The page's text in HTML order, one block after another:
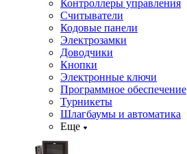
Контроллеры управления
Считыватели
Кодовые панели
Электрозамки
Доводчики
Кнопки
Электронные ключи
Программное обеспечение
Турникеты
Шлагбаумы и автоматика
Еще